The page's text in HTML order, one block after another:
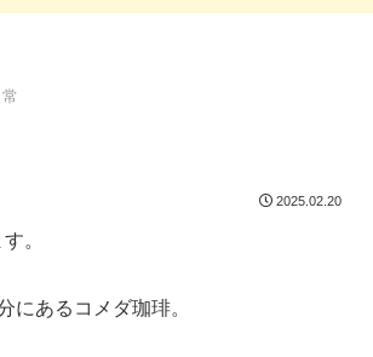
常
2025.02.20
。
にあるコメダ珈琲。